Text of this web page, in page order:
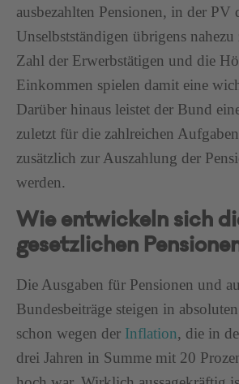
ausbezahlten Pensionen, in der PV
Unselbstständigen übrigens
Zahl der Erwerbstätigen und die
Einkommen spielen damit eine
Darüber hinaus leistet der Bund
zuletzt für die zahlreichen
zusätzlich zur Auszahlung der
werden.
Wie entwickeln sich
gesetzlichen
Die Ausgaben für Pensionen und
Bundesbeiträge steigen in
schon wegen der Inflation, die in
drei Jahren in Summe mit 20